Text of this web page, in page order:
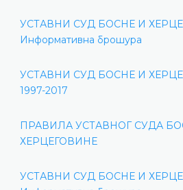
УСТАВНИ СУД БОСНЕ И
Информативна брошура
УСТАВНИ СУД БОСНЕ И
1997-2017
ПРАВИЛА УСТАВНОГ СУДА
ХЕРЦЕГОВИНЕ
УСТАВНИ СУД БОСНЕ И